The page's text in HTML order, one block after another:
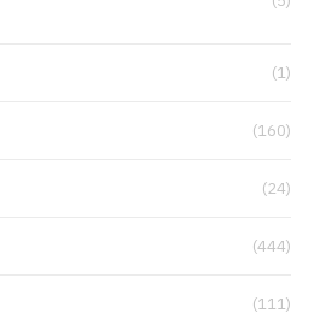
(1)
(160)
(24)
(444)
(111)